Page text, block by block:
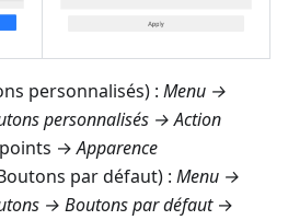
personnalisés) : Menu →
personnalisés → Action
→Apparence
par défaut) : Menu →
→ Boutons par défaut→